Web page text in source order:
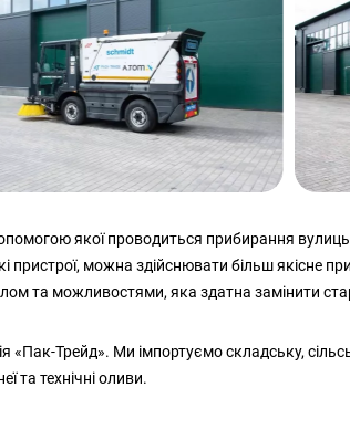
якої проводиться прибирання
пристрої, можна здійснювати більш якісне
та можливостями, яка здатна замінити
Трейд». Ми імпортуємо складську,
та технічні оливи.